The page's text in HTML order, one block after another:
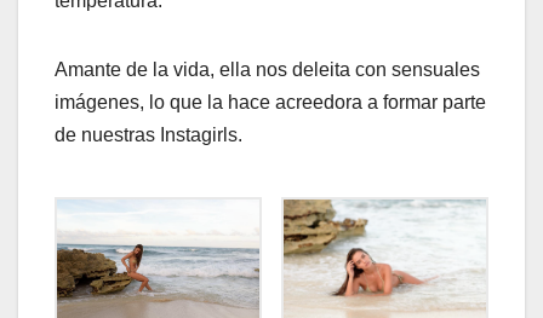
Amante de la vida, ella nos deleita con sensuales
imágenes, lo que la hace acreedora a formar parte
de nuestras Instagirls.